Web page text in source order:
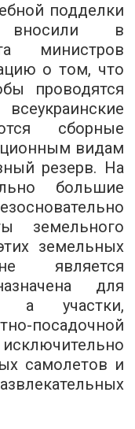
подделки
вносили в
министров
о том, что
проводятся
сборные
видам
резерв. На
большие
земельного
земельных
является
для
а участки,
посадочной
самолетов и